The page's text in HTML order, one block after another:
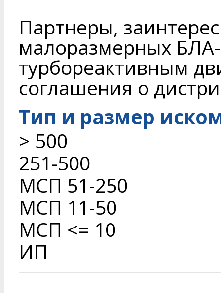
Партнеры,
малоразмерных
турбореактивным
соглашения о
Тип и размер
> 500
251-500
МСП 51-250
МСП 11-50
МСП <= 10
ИП